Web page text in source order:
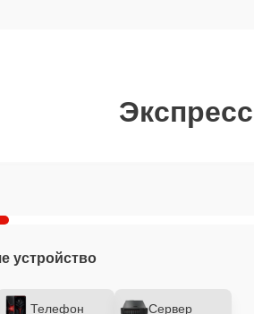
устройство
Телефон Сервер